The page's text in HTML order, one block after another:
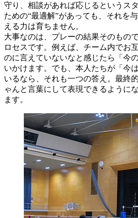
守り、相談があれば応じるというス
ための“最適解”があっても、それを
える力は育ちません。
大事なのは、プレーの結果そのもの
ロセスです。例えば、チーム内でお
のに言えていないなと感じたら「今
いかけます。でも、本人たちが「今
いるなら、それも一つの答え。最終
ゃんと言葉にして表現できるように
ます。